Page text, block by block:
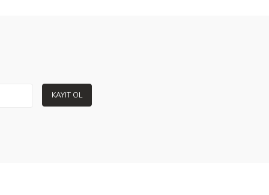
KAYIT OL